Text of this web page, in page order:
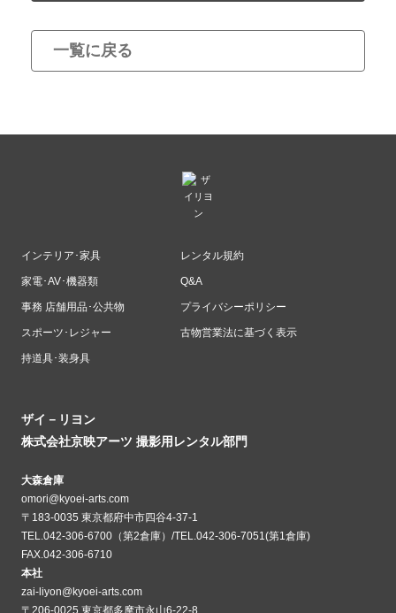
一覧に戻る
インテリア･家具
家電･AV･機器類
事務 店舗用品･公共物
スポーツ･レジャー
持道具･装身具
レンタル規約
Q&A
プライバシーポリシー
古物営業法に基づく表示
ザイ－リヨン
株式会社京映アーツ 撮影用レンタル部門
大森倉庫
omori@kyoei-arts.com
〒183-0035 東京都府中市四谷4-37-1
TEL.042-306-6700（第2倉庫）/TEL.042-306-7051(第1倉庫)
FAX.042-306-6710
本社
zai-liyon@kyoei-arts.com
〒206-0025 東京都多摩市永山6-22-8